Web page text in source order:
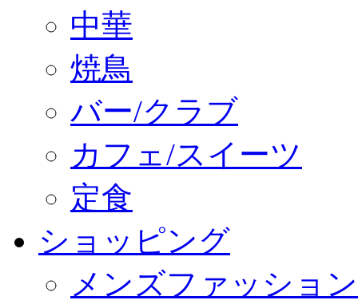
中華
焼鳥
バー/クラブ
カフェ/スイーツ
定食
ショッピング
メンズファッション